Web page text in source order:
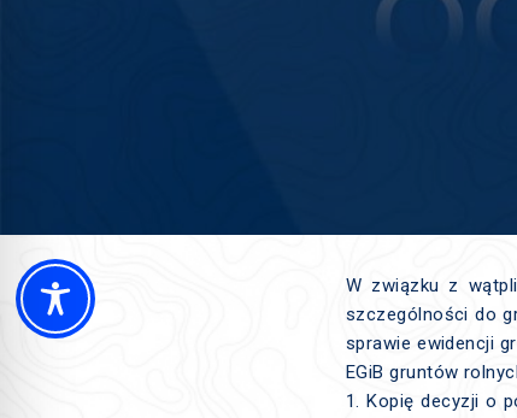
W związku z
szczególności do
sprawie ewidencji
EGiB gruntów
1. Kopię decyzji o